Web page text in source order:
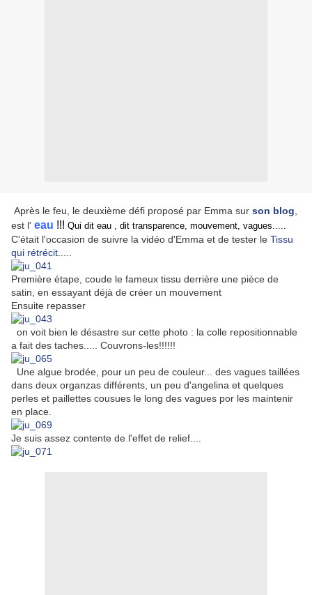
Après le feu, le deuxième défi proposé par Emma sur son blog
est l' eau !!! Qui dit eau , dit transparence, mouvement, vagues.....
C'était l'occasion de suivre la vidéo d'Emma et de tester le Tissu
qui rétrécit
Première étape, coude le fameux tissu derrière une pièce de
satin, en essayant déjà de créer un mouvement
Ensuite repasser
on voit bien le désastre sur cette photo : la colle repositionnable
a fait des taches..... Couvrons-les!!!!!!
Une algue brodée, pour un peu de couleur... des vagues taillées
dans deux organzas différents, un peu d'angelina et quelques
perles et paillettes cousues le long des vagues por les maintenir
en place.
Je suis assez contente de l'effet de relief....